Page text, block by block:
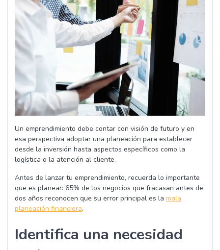
Un emprendimiento debe contar con visión de futuro y en
esa perspectiva adoptar una planeación para establecer
desde la inversión hasta aspectos específicos como la
logística o la atención al cliente.
Antes de lanzar tu emprendimiento, recuerda lo importante
que es planear: 65% de los negocios que fracasan antes de
dos años reconocen que su error principal es la mala
planeación financiera.
Identifica una necesidad